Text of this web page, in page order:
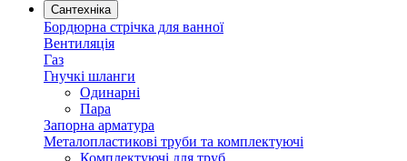
Сантехніка
Бордюрна стрічка для ванної
Вентиляція
Газ
Гнучкі шланги
Одинарні
Пара
Запорна арматура
Металопластикові труби та комплектуючі
Комплектуючі для труб